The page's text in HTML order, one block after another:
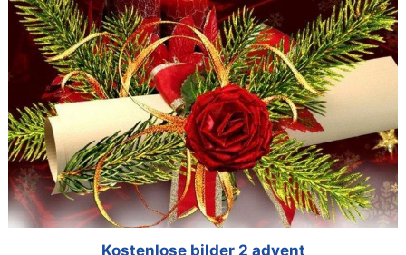
Kostenlose bilder 2 advent